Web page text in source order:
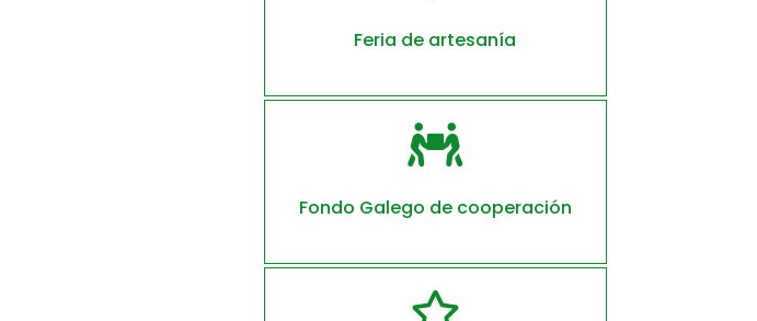
Feria de artesanía

Fondo Galego de cooperación
